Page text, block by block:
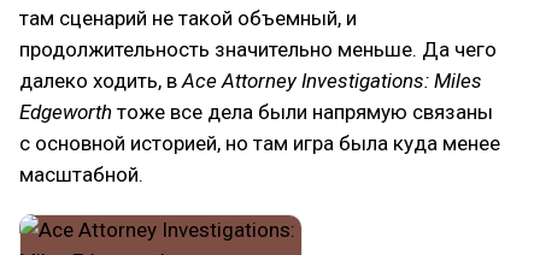
там сценарий не такой объемный, и
продолжительность значительно меньше. Да чего
далеко ходить, вAce Attorney Investigations: Miles
Edgeworth тоже все дела были напрямую связаны
с основной историей, но там игра была куда менее
масштабной.